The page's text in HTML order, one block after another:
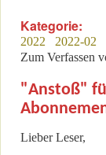
Kategorie:
2022
2022-02
Zum Verfassen
"Anstoß"
Lieber Leser,